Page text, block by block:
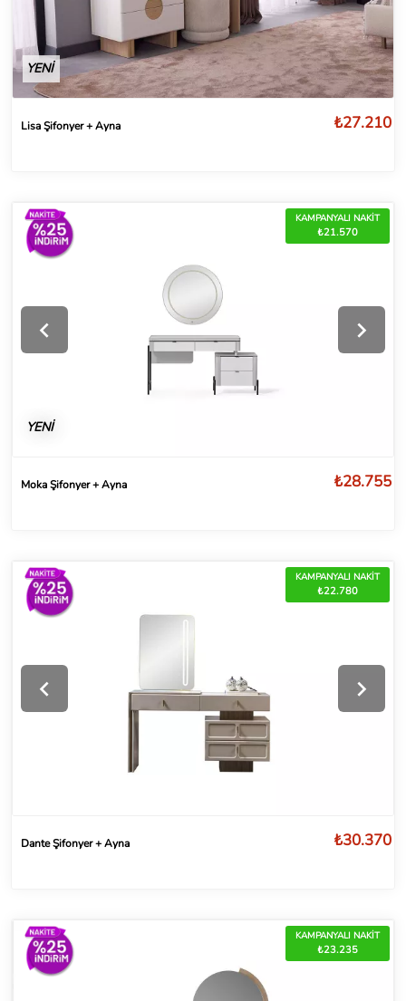
YENİ
Lisa Şifonyer + Ayna ₺27.210
KAMPANYALI NAKİT
₺21.570
YENİ
Moka Şifonyer + Ayna ₺28.755
KAMPANYALI NAKİT
₺22.780
Dante Şifonyer + Ayna ₺30.370
KAMPANYALI NAKİT
₺23.235